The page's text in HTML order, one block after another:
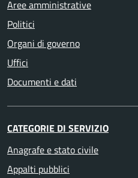
Aree amministrative
Politici
Organi di governo
Uffici
Documenti e dati
CATEGORIE DI SERVIZIO
Anagrafe e stato civile
Appalti pubblici